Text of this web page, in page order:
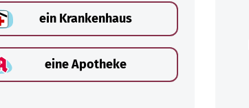
ein Krankenhaus
eine Apotheke